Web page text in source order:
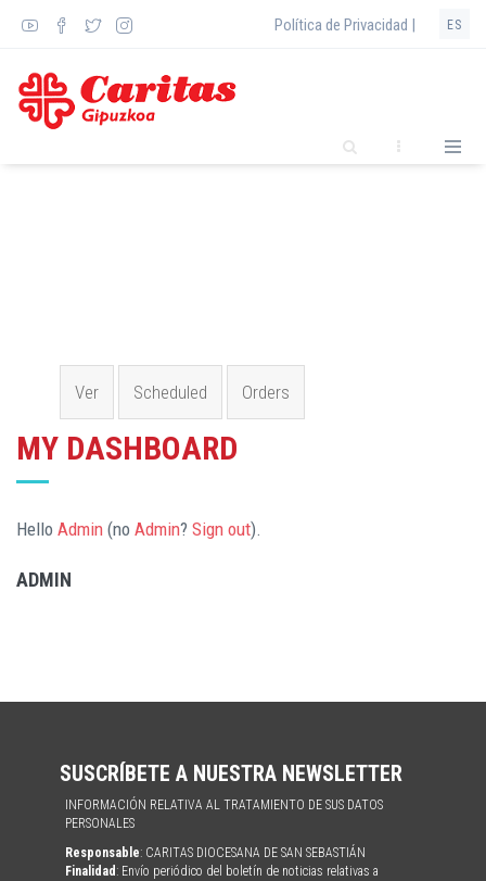
principal
Política de Privacidad | ES
Ver (solapa
activa)
Scheduled Orders
MY DASHBOARD
Hello Admin (no Admin? Sign out).
ADMIN
SUSCRÍBETE A NUESTRA NEWSLETTER
INFORMACIÓN RELATIVA AL TRATAMIENTO DE SUS DATOS
PERSONALES
Responsable: CARITAS DIOCESANA DE SAN SEBASTIÁN
Finalidad : Envío periódico del boletín de noticias relativas a